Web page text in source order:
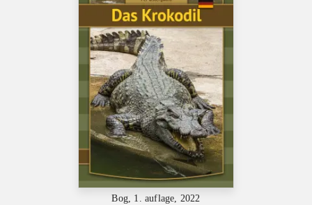
Bog, 1. auflage, 2022